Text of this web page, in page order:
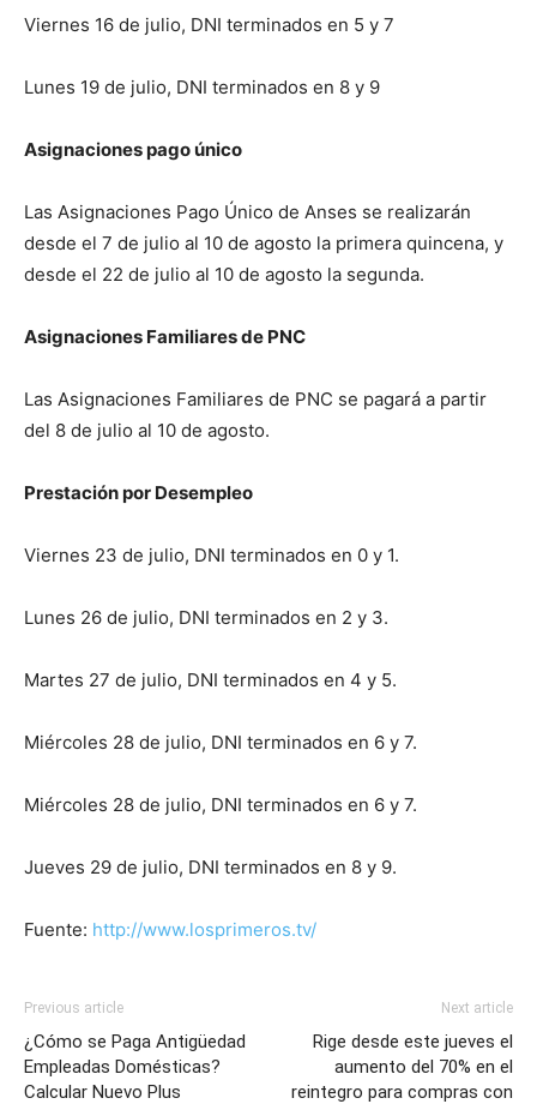
Viernes 16 de julio, DNI terminados en 5 y 7
Lunes 19 de julio, DNI terminados en 8 y 9
Asignaciones pago único
Las Asignaciones Pago Único de Anses se realizarán
desde el 7 de julio al 10 de agosto la primera quincena, y
desde el 22 de julio al 10 de agosto la segunda.
Asignaciones Familiares de PNC
Las Asignaciones Familiares de PNC se pagará a partir
del 8 de julio al 10 de agosto.
Prestación por Desempleo
Viernes 23 de julio, DNI terminados en 0 y 1.
Lunes 26 de julio, DNI terminados en 2 y 3.
Martes 27 de julio, DNI terminados en 4 y 5.
Miércoles 28 de julio, DNI terminados en 6 y 7.
Miércoles 28 de julio, DNI terminados en 6 y 7.
Jueves 29 de julio, DNI terminados en 8 y 9.
Fuente: http://www.losprimeros.tv/
Previous article
¿Cómo se Paga Antigüedad
Empleadas Domésticas?
Calcular Nuevo Plus
Next article
Rige desde este jueves el
aumento del 70% en el
reintegro para compras con